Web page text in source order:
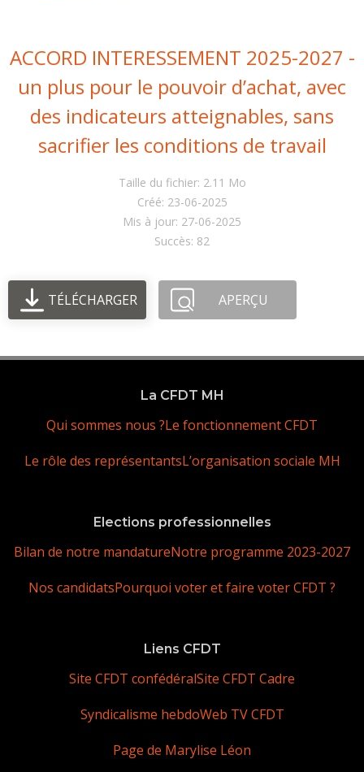
ACCORD INTERESSEMENT 2025-2027 -
un plus pour le pouvoir d’achat, avec
des indicateurs atteignables, sans
sacrifier les conditions de travail
Taille du fichier: 2.11 Mo
Créé: 23-06-2025
Mis à jour: 27-06-2025
Succès: 82
TÉLÉCHARGER APERÇU
La CFDT MH
Qui sommes nous ?Le fonctionnement CFDT
Le rôle des représentantsL’organisation sociale MH
Elections professionnelles
Bilan de notre mandatureNotre programme 2023-2027
Nos candidatsPourquoi voter et faire voter CFDT ?
Liens CFDT
Site CFDT confédéralSite CFDT Cadre
Syndicalisme hebdoWeb TV CFDT
Page de Marylise Léon